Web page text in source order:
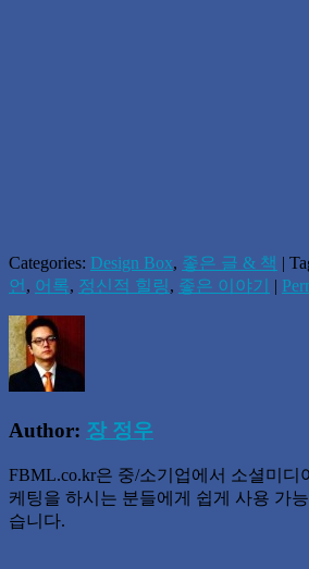
Categories: Design Box, 좋은 글 & 책 |
언 , 어록, 정신적 힐링, 좋은 이야기 |
Author: 장 정우
FBML.co.kr은 중/소기업에서 소셜미디
케팅을 하시는 분들에게 쉽게 사용 가
습니다.